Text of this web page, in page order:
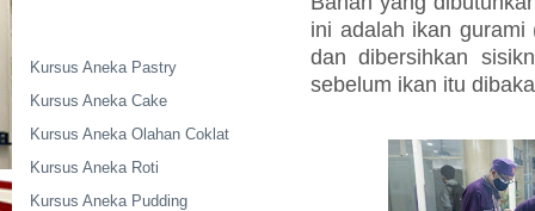
Kursus Aneka Pastry
Kursus Aneka Cake
Kursus Aneka Olahan Coklat
Kursus Aneka Roti
Kursus Aneka Pudding
ini adalah ikan
dan dibersihkan
sebelum ikan itu